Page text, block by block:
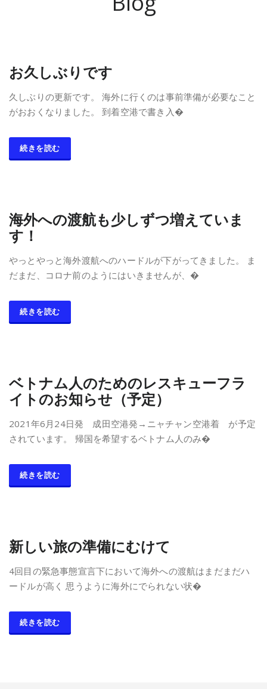
お久しぶりです
久しぶりの更新です。 海外に行くのは事前準備が必要なこと
がおおくなりました。 到着空港で書き入�
続きを読む
海外への渡航も少しずつ増えていま
す！
やっとやっと海外渡航へのハードルが下がってきました。 ま
だまだ、コロナ前のようにはいきませんが、�
続きを読む
ベトナム人のためのレスキューフラ
イトのお知らせ（予定）
2021年6月24日発 成田空港発→ニャチャン空港着 が予定
されています。 帰国を希望するベトナム人のみ�
続きを読む
新しい旅の準備にむけて
4回目の緊急事態宣言下において海外への渡航はまだまだハ
ードルが高く 思うように海外にでられない状�
続きを読む